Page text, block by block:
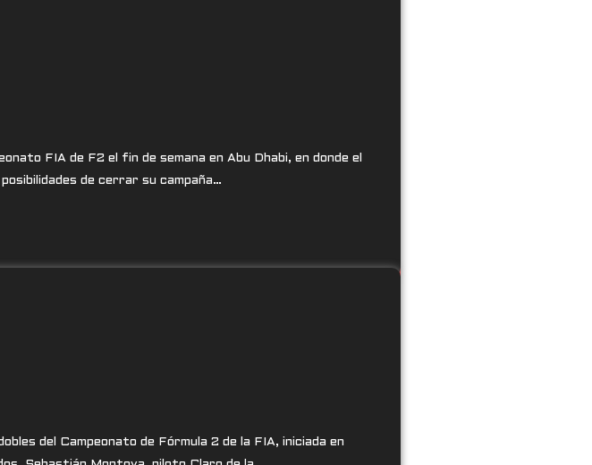
FIA de F2 el fin de semana en Abu Dhabi, en donde el
de cerrar su campaña…
del Campeonato de Fórmula 2 de la FIA, iniciada en